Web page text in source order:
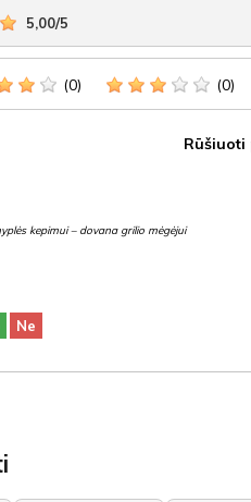
5,00/5
(0) (0)
Rūšiuoti
kepimui – dovana grilio mėgėjui
Ne